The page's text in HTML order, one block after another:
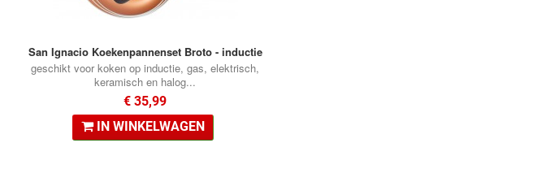
San Ignacio Koekenpannenset Broto - inductie
geschikt voor koken op inductie, gas, elektrisch,
keramisch en halog...
€ 35,99
IN WINKELWAGEN